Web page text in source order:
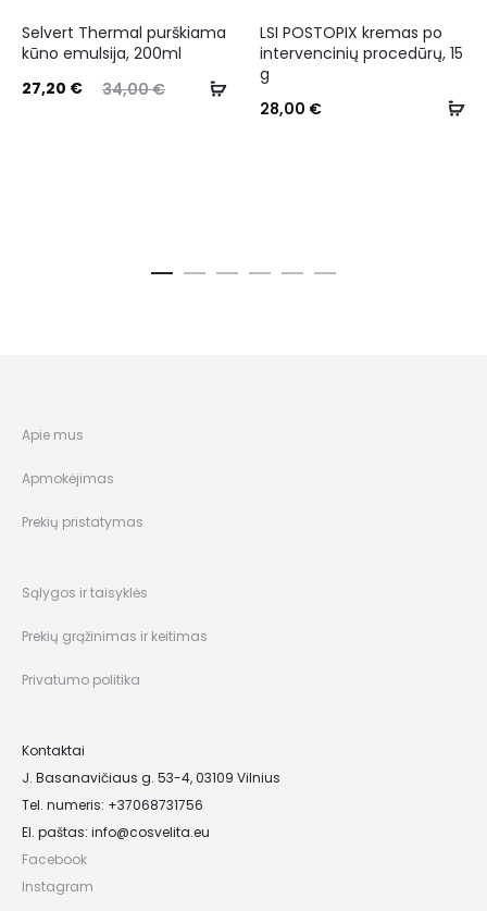
Selvert Thermal purškiama
kūno emulsija, 200ml
34,00€
27,20 €
LSI POSTOPIX kremas po
intervencinių procedūrų, 15
g
28,00 €
Apie mus
Apmokėjimas
Prekių pristatymas
Sąlygos ir taisyklės
Prekių grąžinimas ir keitimas
Privatumo politika
Kontaktai
J. Basanavičiaus g. 53-4, 03109 Vilnius
Tel. numeris: +37068731756
El. paštas: info@cosvelita.eu
Facebook
Instagram